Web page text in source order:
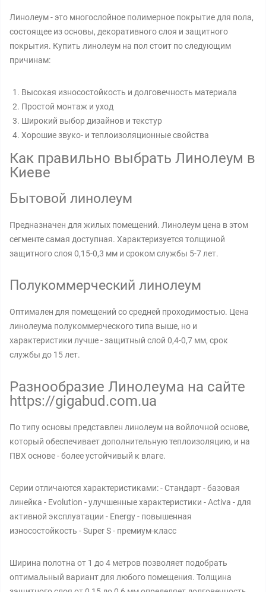
Линолеум - это многослойное полимерное покрытие для пола,
состоящее из основы, декоративного слоя и защитного
покрытия. Купить линолеум на пол стоит по следующим
причинам:
Высокая износостойкость и долговечность материала
Простой монтаж и уход
Широкий выбор дизайнов и текстур
Хорошие звуко- и теплоизоляционные свойства
Как правильно выбрать Линолеум в
Киеве
Бытовой линолеум
Предназначен для жилых помещений. Линолеум цена в этом
сегменте самая доступная. Характеризуется толщиной
защитного слоя 0,15-0,3 мм и сроком службы 5-7 лет.
Полукоммерческий линолеум
Оптимален для помещений со средней проходимостью. Цена
линолеума полукоммерческого типа выше, но и
характеристики лучше - защитный слой 0,4-0,7 мм, срок
службы до 15 лет.
Разнообразие Линолеума на сайте
https://gigabud.com.ua
По типу основы представлен линолеум на войлочной основе,
который обеспечивает дополнительную теплоизоляцию, и на
ПВХ основе - более устойчивый к влаге.
Серии отличаются характеристиками: - Стандарт - базовая
линейка - Evolution - улучшенные характеристики - Activa - для
активной эксплуатации - Energy - повышенная
износостойкость - Super S - премиум-класс
Ширина полотна от 1 до 4 метров позволяет подобрать
оптимальный вариант для любого помещения. Толщина